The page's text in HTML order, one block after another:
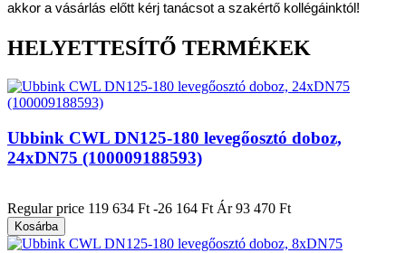
akkor a vásárlás előtt kérj tanácsot a szakértő kollégáinktól!
HELYETTESÍTŐ TERMÉKEK
Ubbink CWL DN125-180 levegőosztó doboz,
24xDN75 (100009188593)
Regular price 119 634 Ft -26 164 Ft Ár 93 470 Ft
Kosárba